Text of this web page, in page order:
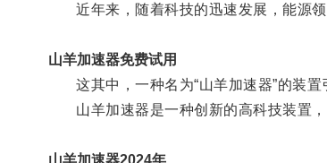
近年来，随着科技的迅速发展，能源领
山羊加速器免费试用
这其中，一种名为“山羊加速器”的装置
山羊加速器是一种创新的高科技装置，
山羊加速器2024年